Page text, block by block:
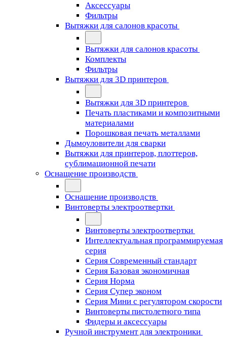
Аксессуары
Фильтры
Вытяжки для салонов красоты
Вытяжки для салонов красоты
Комплекты
Фильтры
Вытяжки для 3D принтеров
Вытяжки для 3D принтеров
Печать пластиками и композитными
материалами
Порошковая печать металлами
Дымоуловители для сварки
Вытяжки для принтеров, плоттеров,
сублимационной печати
Оснащение производств
Оснащение производств
Винтоверты электроотвертки
Винтоверты электроотвертки
Интеллектуальная программируемая
серия
Серия Современный стандарт
Серия Базовая экономичная
Серия Норма
Серия Cупер эконом
Серия Мини с регулятором скорости
Винтоверты пистолетного типа
Фидеры и аксессуары
Ручной инструмент для электроники